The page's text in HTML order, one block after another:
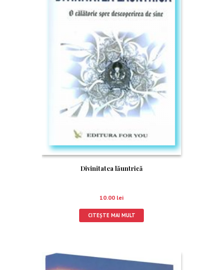
Divinitatea lăuntrică
10.00 lei
CITEȘTE MAI MULT